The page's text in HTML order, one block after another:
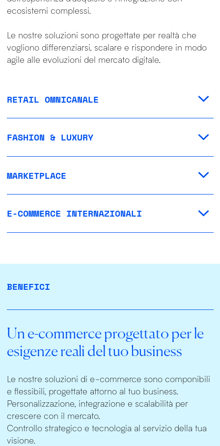
ecosistemi complessi.
Le nostre soluzioni sono progettate per realtà che
vogliono differenziarsi, scalare e rispondere in modo
agile alle evoluzioni del mercato digitale.
RETAIL OMNICANALE
FASHION & LUXURY
MARKETPLACE
E-COMMERCE INTERNAZIONALI
BENEFICI
Un e-commerce progettato per le
esigenze reali del tuo business
Le nostre soluzioni di e-commerce sono componibili
e flessibili, progettate attorno al tuo business.
Personalizzazione, integrazione e scalabilità per
crescere con il mercato.
Controllo strategico e tecnologia al servizio della tua
visione.